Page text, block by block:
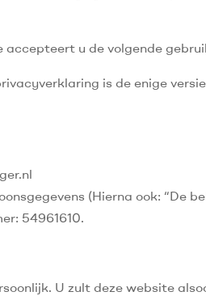
u de volgende
is de enige
(Hierna ook: “De
54961610.
U zult deze website